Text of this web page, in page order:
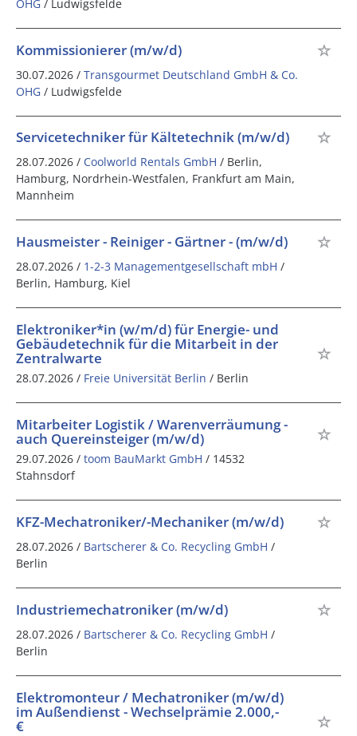
OHG / Ludwigsfelde
Kommissionierer (m/w/d)
30.07.2026 / Transgourmet Deutschland GmbH & Co.
OHG / Ludwigsfelde
Servicetechniker für Kältetechnik (m/w/d)
28.07.2026 / Coolworld Rentals GmbH / Berlin,
Hamburg, Nordrhein-Westfalen, Frankfurt am Main,
Mannheim
Hausmeister - Reiniger - Gärtner - (m/w/d)
28.07.2026 / 1-2-3 Managementgesellschaft mbH /
Berlin, Hamburg, Kiel
Elektroniker*in (w/m/d) für Energie- und
Gebäudetechnik für die Mitarbeit in der
Zentralwarte
28.07.2026 / Freie Universität Berlin / Berlin
Mitarbeiter Logistik / Warenverräumung -
auch Quereinsteiger (m/w/d)
29.07.2026 / toom BauMarkt GmbH / 14532
Stahnsdorf
KFZ-Mechatroniker/-Mechaniker (m/w/d)
28.07.2026 / Bartscherer & Co. Recycling GmbH /
Berlin
Industriemechatroniker (m/w/d)
28.07.2026 / Bartscherer & Co. Recycling GmbH /
Berlin
Elektromonteur / Mechatroniker (m/w/d)
im Außendienst - Wechselprämie 2.000,-
€